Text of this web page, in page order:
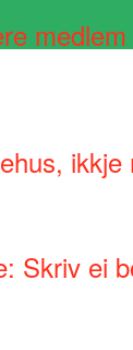
ikkje
Skriv ei